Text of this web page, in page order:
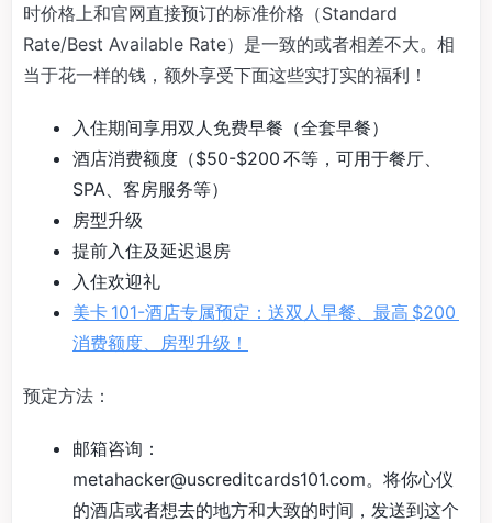
时价格上和官网直接预订的标准价格（Standard
Rate/Best Available Rate）是一致的或者相差不大。相
当于花一样的钱，额外享受下面这些实打实的福利！
入住期间享用双人免费早餐（全套早餐）
酒店消费额度（$50-$200 不等，可用于餐厅、
SPA、客房服务等）
房型升级
提前入住及延迟退房
入住欢迎礼
美卡 101-酒店专属预定：送双人早餐、最高 $200
消费额度、房型升级！
预定方法：
邮箱咨询：
metahacker@uscreditcards101.com。将你心仪
的酒店或者想去的地方和大致的时间，发送到这个